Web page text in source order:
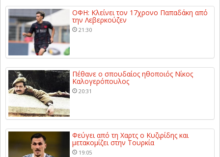
ΟΦΗ: Κλείνει τον 17χρονο Παπαδάκη από
την Λεβερκούζεν
21:30
Πέθανε ο σπουδαίος ηθοποιός Νίκος
Καλογερόπουλος
20:31
Φεύγει από τη Χαρτς ο Κυζιρίδης και
μετακομίζει στην Τουρκία
19:05